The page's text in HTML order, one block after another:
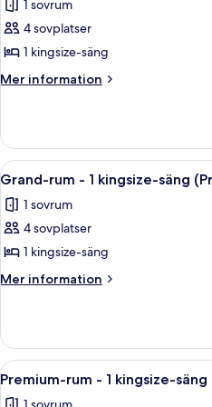
staden
utsikt
staden
foton
för
Lyxrum
-
säng
(Prestige
Club
Lounge)
1 sovrum
4 sovplatser
1 kingsize-säng
Mer information
Mer
-
kingsize-
(Prestige
Club
Öppna
alla
foton
för
Grand-
rum
kingsize-
säng
(Prestige
Club
10
Grand-rum - 1 kingsize-säng
1 sovrum
4 sovplatser
1 kingsize-säng
Mer information
Mer
rum
1
Öppna
alla
9
Premium-rum - 1 kingsize-